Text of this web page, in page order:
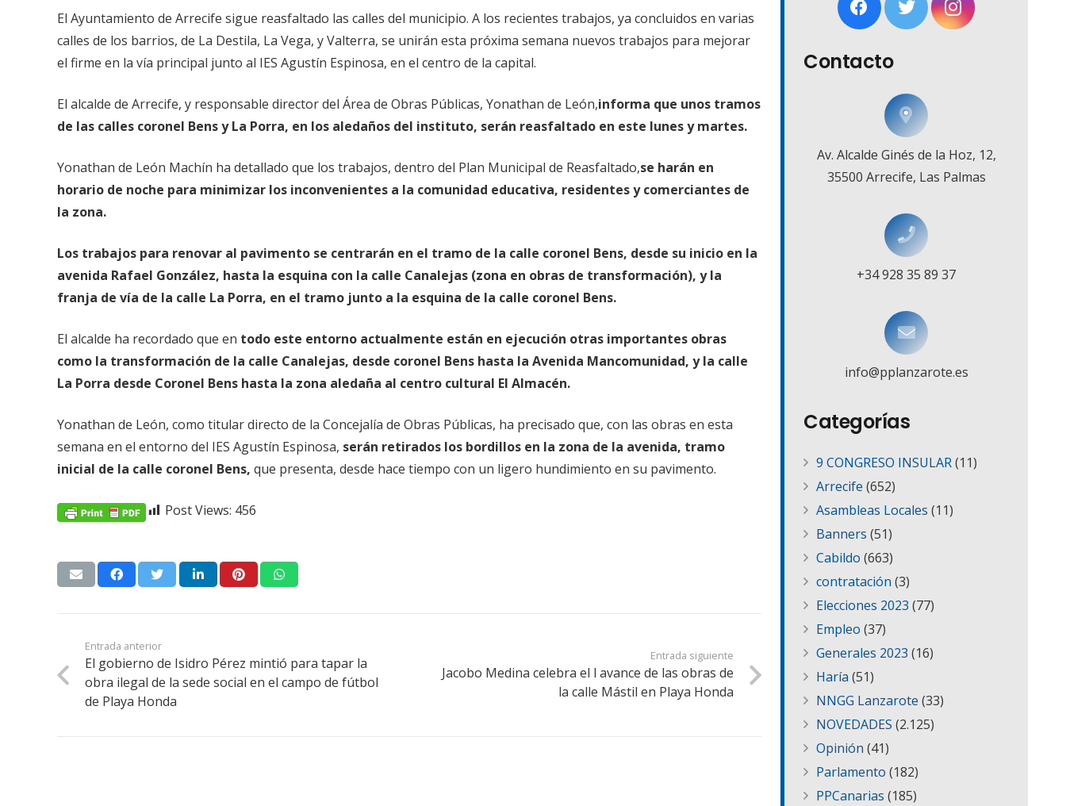
El Ayuntamiento de Arrecife sigue reasfaltado las calles del municipio. A los recientes trabajos, ya concluidos en varias
calles de los barrios, de La Destila, La Vega, y Valterra, se unirán esta próxima semana nuevos trabajos para mejorar
el firme en la vía principal junto al IES Agustín Espinosa, en el centro de la capital.
El alcalde de Arrecife, y responsable director del Área de Obras Públicas, Yonathan de León,informa que unos tramos
de las calles coronel Bens y La Porra, en los aledaños del instituto, serán reasfaltado en este lunes y martes.
Yonathan de León Machín ha detallado que los trabajos, dentro del Plan Municipal de Reasfaltado,se harán en
horario de noche para minimizar los inconvenientes a la comunidad educativa, residentes y comerciantes de
la zona.
Los trabajos para renovar al pavimento se centrarán en el tramo de la calle coronel Bens, desde su inicio en la
avenida Rafael González, hasta la esquina con la calle Canalejas (zona en obras de transformación), y la
franja de vía de la calle La Porra, en el tramo junto a la esquina de la calle coronel Bens.
El alcalde ha recordado que en todo este entorno actualmente están en ejecución otras importantes obras
como la transformación de la calle Canalejas, desde coronel Bens hasta la Avenida Mancomunidad, y la calle
La Porra desde Coronel Bens hasta la zona aledaña al centro cultural El Almacén.
Yonathan de León, como titular directo de la Concejalía de Obras Públicas, ha precisado que, con las obras en esta
semana en el entorno del IES Agustín Espinosa, serán retirados los bordillos en la zona de la avenida, tramo
inicial de la calle coronel Bens, que presenta, desde hace tiempo con un ligero hundimiento en su pavimento.
Post Views: 456
Entrada anterior
El gobierno de Isidro Pérez mintió para tapar la
obra ilegal de la sede social en el campo de fútbol
de Playa Honda
Entrada siguiente
Jacobo Medina celebra el l avance de las obras de
la calle Mástil en Playa Honda
Contacto
Av. Alcalde Ginés de la Hoz, 12,
35500 Arrecife, Las Palmas
+34 928 35 89 37
info@pplanzarote.es
Categorías
9 CONGRESO INSULAR(11)
Arrecife (652)
Asambleas Locales (11)
Banners (51)
Cabildo (663)
contratación (3)
Elecciones 2023 (77)
Empleo (37)
Generales 2023 (16)
Haría (51)
NNGG Lanzarote (33)
NOVEDADES (2.125)
Opinión (41)
Parlamento (182)
PPCanarias (185)